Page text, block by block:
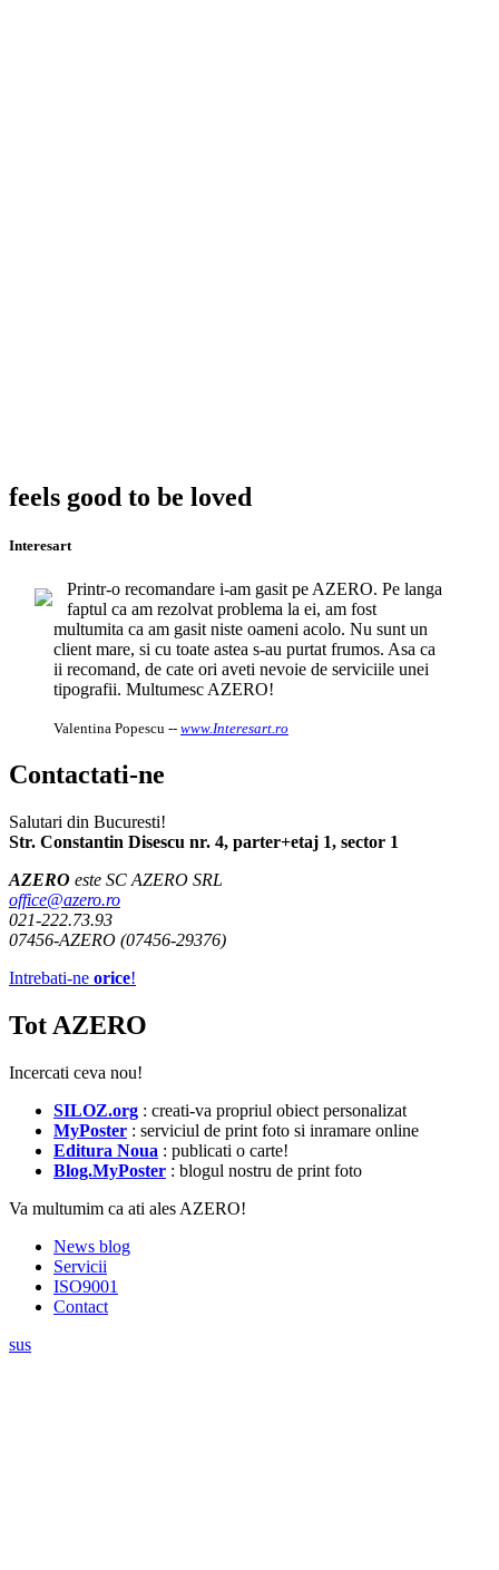
feels good to be loved
Interesart
Printr-o recomandare i-am gasit pe AZERO. Pe langa
faptul ca am rezolvat problema la ei, am fost
multumita ca am gasit niste oameni acolo. Nu sunt un
client mare, si cu toate astea s-au purtat frumos. Asa ca
ii recomand, de cate ori aveti nevoie de serviciile unei
tipografii. Multumesc AZERO!
Valentina Popescu -- www.Interesart.ro
Contactati-ne
Salutari din Bucuresti!
Str. Constantin Disescu nr. 4, parter+etaj 1, sector 1
AZERO este SC AZERO SRL
office@azero.ro
021-222.73.93
07456-AZERO (07456-29376)
Intrebati-ne orice!
Tot AZERO
Incercati ceva nou!
SILOZ.org : creati-va propriul obiect personalizat
MyPoster : serviciul de print foto si inramare online
Editura Noua : publicati o carte!
Blog.MyPoster : blogul nostru de print foto
Va multumim ca ati ales AZERO!
News blog
Servicii
ISO9001
Contact
sus